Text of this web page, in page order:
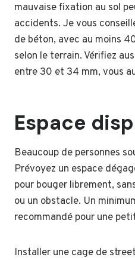
mauvaise fixation au sol
accidents. Je vous
de béton, avec au moins
selon le terrain. Vérifiez
entre 30 et 34 mm, vous
Espace
Beaucoup de personnes
Prévoyez un espace
pour bouger librement,
ou un obstacle. Un
recommandé pour une
Installer une cage de